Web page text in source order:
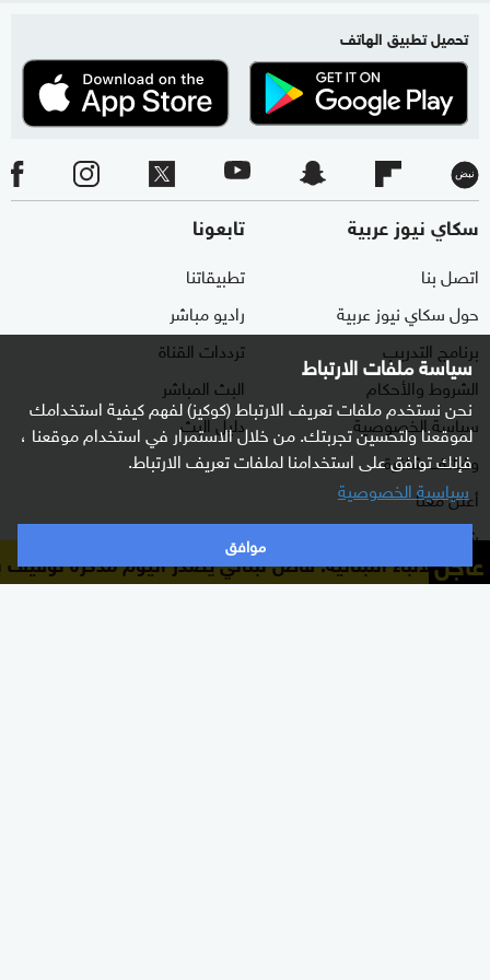
سياسة ملفات الارتباط
نحن نستخدم ملفات تعريف الارتباط (كوكيز) لفهم كيفية استخدامك
لموقعنا ولتحسين تجربتك. من خلال الاستمرار في استخدام موقعنا ،
فإنك توافق على استخدامنا لملفات تعريف الارتباط.
سياسية الخصوصية
موافق
تحميل تطبيق الهاتف
سكاي نيوز عربية
اتصل بنا
حول سكاي نيوز عربية
برنامج التدريب
الشروط والأحكام
سياسة الخصوصية
وظائف شاغرة
أعلن معنا
شاركنا برأيك
تابعونا
تطبيقاتنا
راديو مباشر
ترددات القناة
البث المباشر
دليل البث
الأقسام برامجنا
عاجلالأنباء اللبنانية: قاض لبناني يصدر اليوم مذكرة